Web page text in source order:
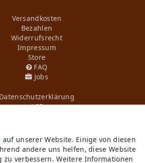
Versandkosten
Bezahlen
Widerrufs­recht
Impressum
Store
FAQ
Jobs
Daten­schutz­erklärung
AGB
Vertrag widerrufen
Konto (anmelden)
Newsletter
auf unserer Website. Einige von diesen
andere uns helfen, diese Website
zu verbessern. Weitere Informationen